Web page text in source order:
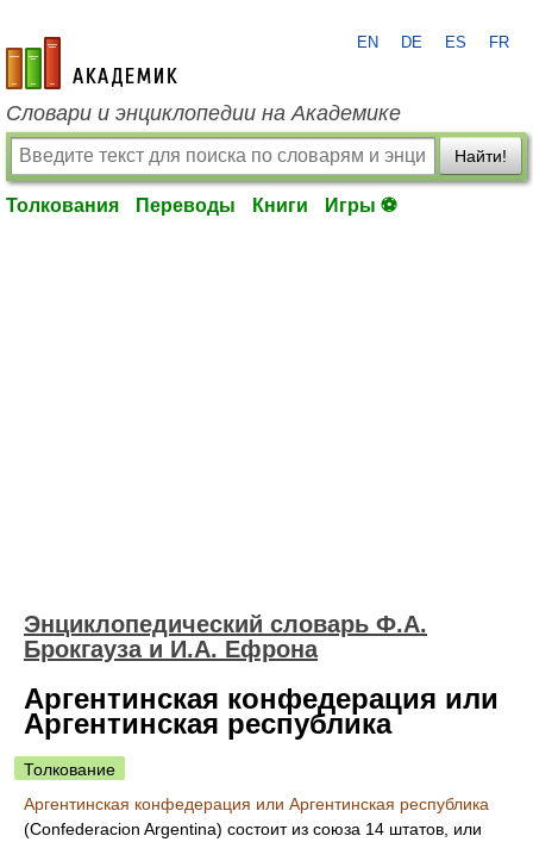
academic.ru
EN DE ES FR
Словари и энциклопедии на Академике
Найти!
Толкования Переводы Книги Игры ⚽
Энциклопедический словарь Ф.А.
Брокгауза и И.А. Ефрона
Аргентинская конфедерация или
Аргентинская республика
Толкование
Аргентинская конфедерация или Аргентинская республика
(Confederacion Argentina) состоит из союза 14 штатов, или